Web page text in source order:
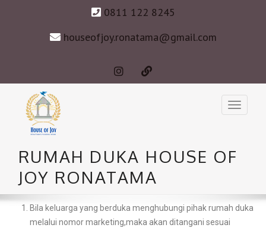
0811 122 8245
houseofjoy.ronatama@gmail.com
RUMAH DUKA HOUSE OF
JOY RONATAMA
Bila keluarga yang berduka menghubungi pihak rumah duka
melalui nomor marketing,maka akan ditangani sesuai